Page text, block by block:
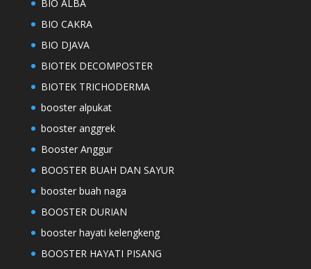
BIO ALBA
BIO CAKRA
BIO DJAVA
BIOTEK DECOMPOSTER
BIOTEK TRICHODERMA
booster alpukat
booster anggrek
Booster Anggur
BOOSTER BUAH DAN SAYUR
booster buah naga
BOOSTER DURIAN
booster hayati kelengkeng
BOOSTER HAYATI PISANG